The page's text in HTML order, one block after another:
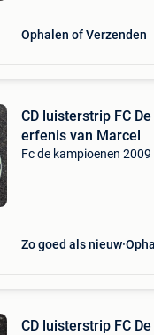
Ophalen of Verzenden
CD luisterstrip FC
erfenis van Marcel
Fc de kampioenen 2009
Zo goed als nieuw
CD luisterstrip FC